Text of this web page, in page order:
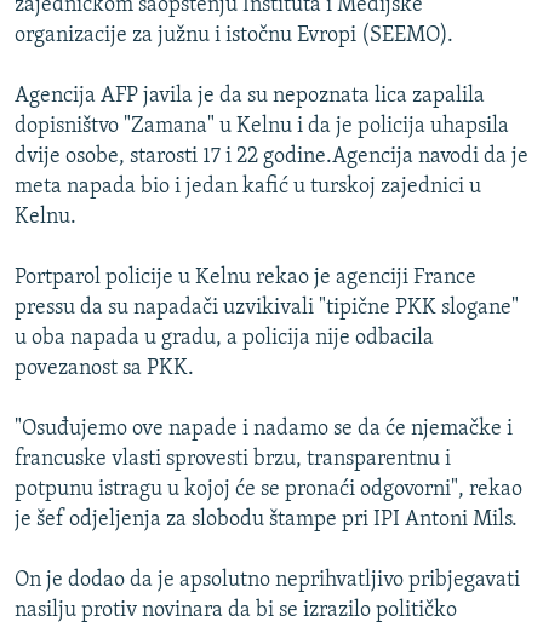
VIŠE OD NASLOVA
GENOCID U SREBRENICI
POPLAVE I KLIZIŠTA U BIH 2024.
TV LIBERTY
POST SCRIPTUM
MOJA EVROPA
TRI DECENIJE OD RATA U BIH
SVE KARTE DEJTONA
NASTANAK I RASPAD JUGOSLAVIJE
PRATITE NAS
Sve RFE/RL stranice
zajedničkom saopštenju Instituta i Medijske
organizacije za južnu i istočnu Evropi (SEEMO).
Agencija AFP javila je da su nepoznata lica zapalila
dopisništvo "Zamana" u Kelnu i da je policija uhapsila
dvije osobe, starosti 17 i 22 godine.Agencija navodi da je
meta napada bio i jedan kafić u turskoj zajednici u
Kelnu.
Portparol policije u Kelnu rekao je agenciji France
pressu da su napadači uzvikivali "tipične PKK slogane"
u oba napada u gradu, a policija nije odbacila
povezanost sa PKK.
"Osuđujemo ove napade i nadamo se da će njemačke i
francuske vlasti sprovesti brzu, transparentnu i
potpunu istragu u kojoj će se pronaći odgovorni", rekao
je šef odjeljenja za slobodu štampe pri IPI Antoni Mils.
On je dodao da je apsolutno neprihvatljivo pribjegavati
nasilju protiv novinara da bi se izrazilo političko